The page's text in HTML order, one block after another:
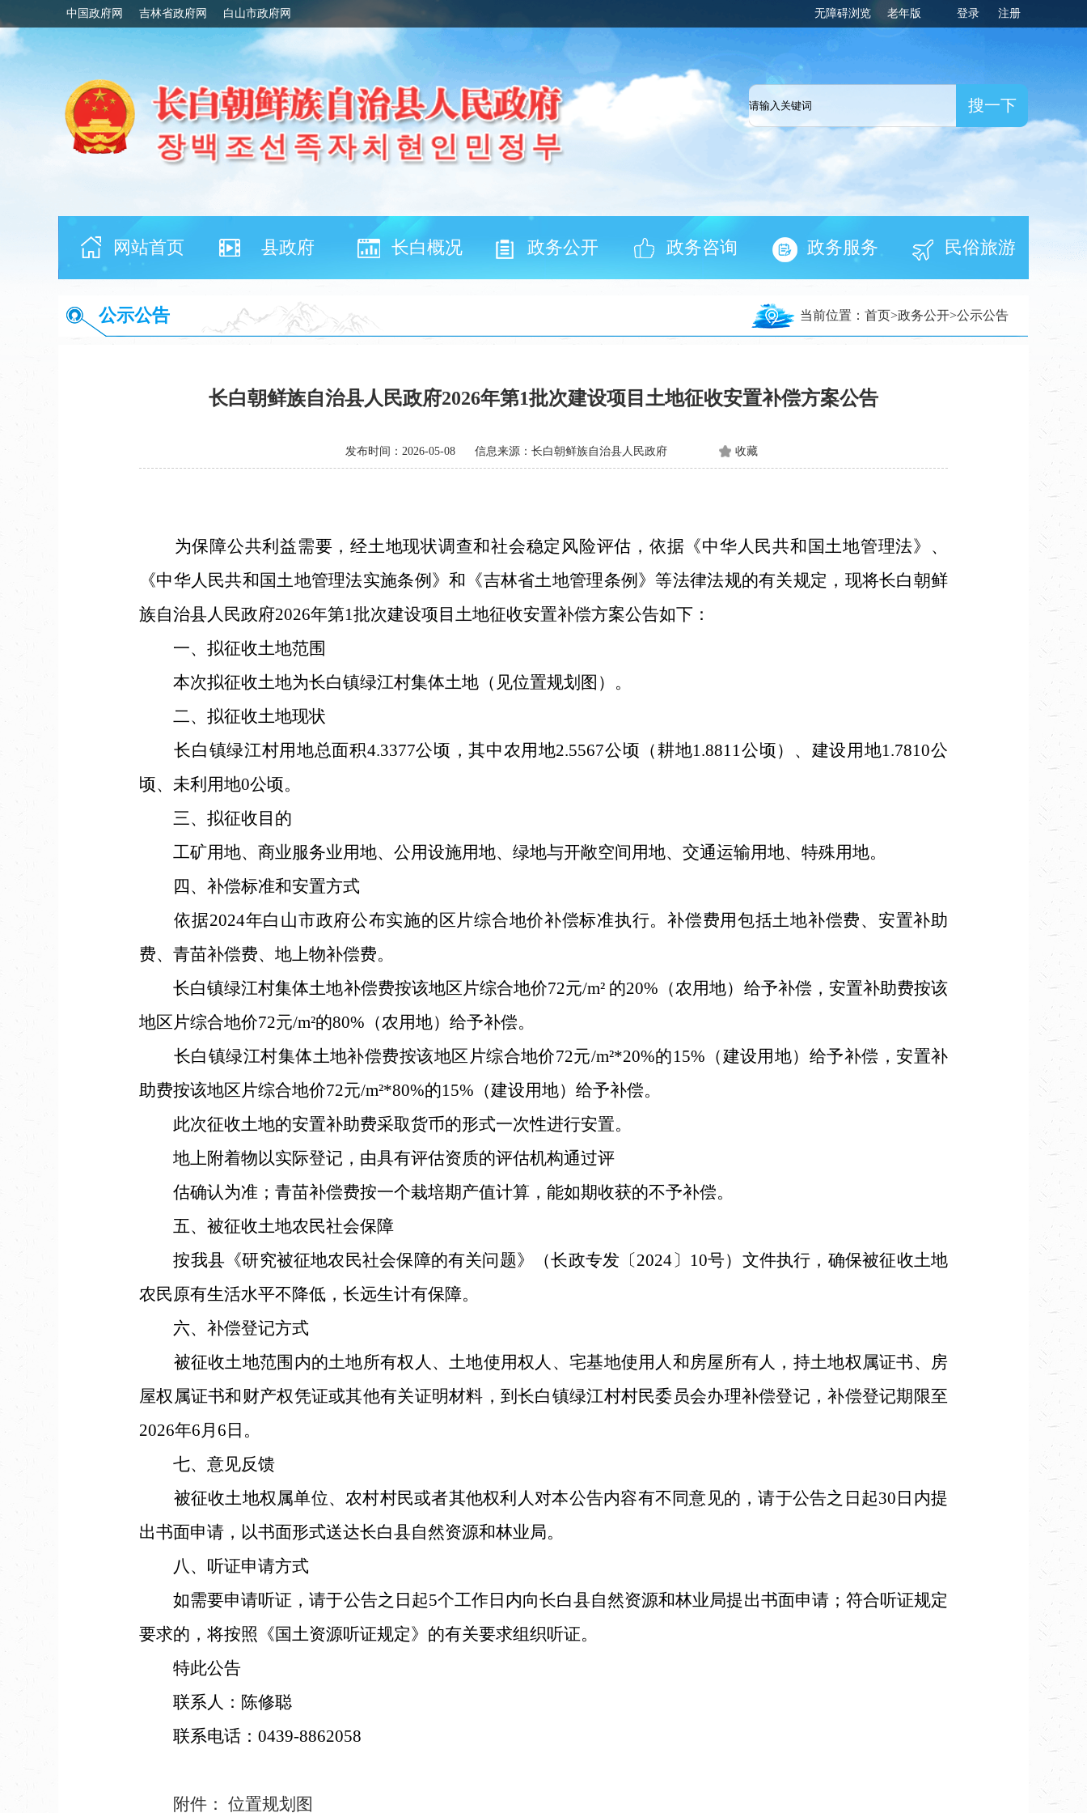
中国政府网 吉林省政府网 白山市政府网 无障碍浏览 老年版 登录 注册
网站首页 县政府 长白概况 政务公开 政务咨询 政务服务 民俗旅游
公示公告 当前位置： 首页>政务公开>公示公告
长白朝鲜族自治县人民政府2026年第1批次建设项目土地征收安置补偿方案公告
发布时间：2026-05-08 信息来源：长白朝鲜族自治县人民政府 收藏
为保障公共利益需要，经土地现状调查和社会稳定风险评估，依据《中华人民共和国土地管理法》、
《中华人民共和国土地管理法实施条例》和《吉林省土地管理条例》等法律法规的有关规定，现将长白朝鲜
族自治县人民政府2026年第1批次建设项目土地征收安置补偿方案公告如下：
一、拟征收土地范围
本次拟征收土地为长白镇绿江村集体土地（见位置规划图）。
二、拟征收土地现状
长白镇绿江村用地总面积4.3377公顷，其中农用地2.5567公顷（耕地1.8811公顷）、建设用地1.7810公
顷、未利用地0公顷。
三、拟征收目的
工矿用地、商业服务业用地、公用设施用地、绿地与开敞空间用地、交通运输用地、特殊用地。
四、补偿标准和安置方式
依据2024年白山市政府公布实施的区片综合地价补偿标准执行。补偿费用包括土地补偿费、安置补助
费、青苗补偿费、地上物补偿费。
长白镇绿江村集体土地补偿费按该地区片综合地价72元/m² 的20%（农用地）给予补偿，安置补助费按该
地区片综合地价72元/m²的80%（农用地）给予补偿。
长白镇绿江村集体土地补偿费按该地区片综合地价72元/m²*20%的15%（建设用地）给予补偿，安置补
助费按该地区片综合地价72元/m²*80%的15%（建设用地）给予补偿。
此次征收土地的安置补助费采取货币的形式一次性进行安置。
地上附着物以实际登记，由具有评估资质的评估机构通过评
估确认为准；青苗补偿费按一个栽培期产值计算，能如期收获的不予补偿。
五、被征收土地农民社会保障
按我县《研究被征地农民社会保障的有关问题》（长政专发〔2024〕10号）文件执行，确保被征收土地
农民原有生活水平不降低，长远生计有保障。
六、补偿登记方式
被征收土地范围内的土地所有权人、土地使用权人、宅基地使用人和房屋所有人，持土地权属证书、房
屋权属证书和财产权凭证或其他有关证明材料，到长白镇绿江村村民委员会办理补偿登记，补偿登记期限至
2026年6月6日。
七、意见反馈
被征收土地权属单位、农村村民或者其他权利人对本公告内容有不同意见的，请于公告之日起30日内提
出书面申请，以书面形式送达长白县自然资源和林业局。
八、听证申请方式
如需要申请听证，请于公告之日起5个工作日内向长白县自然资源和林业局提出书面申请；符合听证规定
要求的，将按照《国土资源听证规定》的有关要求组织听证。
特此公告
联系人：陈修聪
联系电话：0439-8862058
附件： 位置规划图